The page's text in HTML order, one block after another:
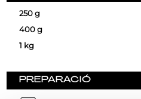
250 g
400 g
1 kg
PREPARACIÓ